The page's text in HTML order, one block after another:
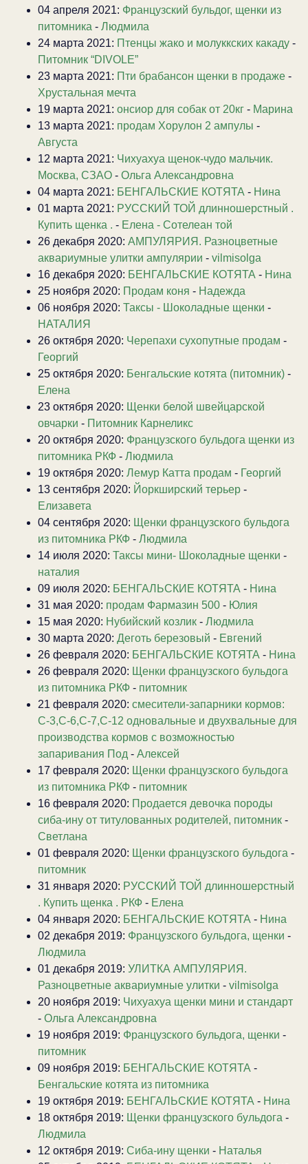
04 апреля 2021: Французский бульдог, щенки из
питомника - Людмила
24 марта 2021: Птенцы жако и молуккских какаду -
Питомник “DIVOLE”
23 марта 2021: Пти брабансон щенки в продаже -
Хрустальная мечта
19 марта 2021: онсиор для собак от 20кг - Марина
13 марта 2021: продам Хорулон 2 ампулы -
Августа
12 марта 2021: Чихуахуа щенок-чудо мальчик.
Москва, СЗАО - Ольга Александровна
04 марта 2021: БЕНГАЛЬСКИЕ КОТЯТА - Нина
01 марта 2021: РУССКИЙ ТОЙ длинношерстный .
Купить щенка . - Елена - Сотелеан той
26 декабря 2020: АМПУЛЯРИЯ. Разноцветные
аквариумные улитки ампулярии - vilmisolga
16 декабря 2020: БЕНГАЛЬСКИЕ КОТЯТА - Нина
25 ноября 2020: Продам коня - Надежда
06 ноября 2020: Таксы - Шоколадные щенки -
НАТАЛИЯ
26 октября 2020: Черепахи сухопутные продам -
Георгий
25 октября 2020: Бенгальские котята (питомник) -
Елена
23 октября 2020: Щенки белой швейцарской
овчарки - Питомник Карнеликс
20 октября 2020: Французского бульдога щенки из
питомника РКФ - Людмила
19 октября 2020: Лемур Катта продам - Георгий
13 сентября 2020: Йоркширский терьер -
Елизавета
04 сентября 2020: Щенки французского бульдога
из питомника РКФ - Людмила
14 июля 2020: Таксы мини- Шоколадные щенки -
наталия
09 июля 2020: БЕНГАЛЬСКИЕ КОТЯТА - Нина
31 мая 2020: продам Фармазин 500 - Юлия
15 мая 2020: Нубийский козлик - Людмила
30 марта 2020: Деготь березовый - Евгений
26 февраля 2020: БЕНГАЛЬСКИЕ КОТЯТА - Нина
26 февраля 2020: Щенки французского бульдога
из питомника РКФ - питомник
21 февраля 2020: смесители-запарники кормов:
С-3,С-6,С-7,С-12 одновальные и двухвальные для
производства кормов с возможностью
запаривания Под - Алексей
17 февраля 2020: Щенки французского бульдога
из питомника РКФ - питомник
16 февраля 2020: Продается девочка породы
сиба-ину от титулованных родителей, питомник -
Светлана
01 февраля 2020: Щенки французского бульдога -
питомник
31 января 2020: РУССКИЙ ТОЙ длинношерстный
. Купить щенка . РКФ - Елена
04 января 2020: БЕНГАЛЬСКИЕ КОТЯТА - Нина
02 декабря 2019: Французского бульдога, щенки -
Людмила
01 декабря 2019: УЛИТКА АМПУЛЯРИЯ.
Разноцветные аквариумные улитки - vilmisolga
20 ноября 2019: Чихуахуа щенки мини и стандарт
- Ольга Александровна
19 ноября 2019: Французского бульдога, щенки -
питомник
09 ноября 2019: БЕНГАЛЬСКИЕ КОТЯТА -
Бенгальские котята из питомника
19 октября 2019: БЕНГАЛЬСКИЕ КОТЯТА - Нина
18 октября 2019: Щенки французского бульдога -
Людмила
12 октября 2019: Сиба-ину щенки - Наталья